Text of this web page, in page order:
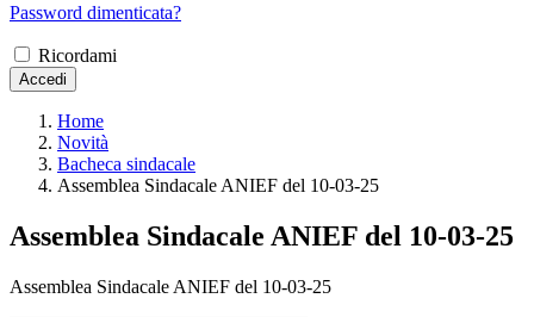
Password dimenticata?
Ricordami
Accedi
Home
Novità
Bacheca sindacale
Assemblea Sindacale ANIEF del 10-03-25
Assemblea Sindacale ANIEF del 10-03-25
Assemblea Sindacale ANIEF del 10-03-25